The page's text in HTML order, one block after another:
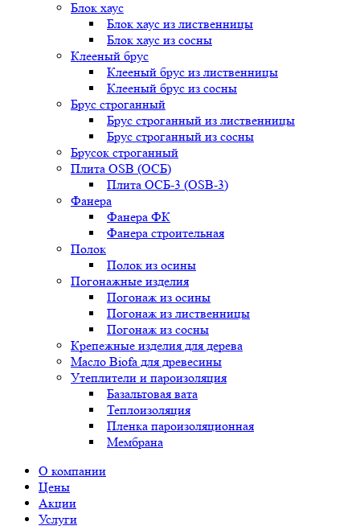
Блок хаус
Блок хаус из лиственницы
Блок хаус из сосны
Клееный брус
Клееный брус из лиственницы
Клееный брус из сосны
Брус строганный
Брус строганный из лиственницы
Брус строганный из сосны
Брусок строганный
Плита OSB (ОСБ)
Плита ОСБ-3 (OSB-3)
Фанера
Фанера ФК
Фанера строительная
Полок
Полок из осины
Погонажные изделия
Погонаж из осины
Погонаж из лиственницы
Погонаж из сосны
Крепежные изделия для дерева
Масло Biofa для древесины
Утеплители и пароизоляция
Базальтовая вата
Теплоизоляция
Пленка пароизоляционная
Мембрана
О компании
Цены
Акции
Услуги